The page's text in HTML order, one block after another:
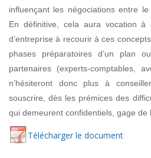
influençant les négociations entre
En définitive, cela aura vocation à
d’entreprise à recourir à ces
phases préparatoires d’un plan
partenaires (experts-comptables,
n’hésiteront donc plus à
souscrire, dès les prémices des
qui demeurent confidentiels, gage de
Télécharger le document